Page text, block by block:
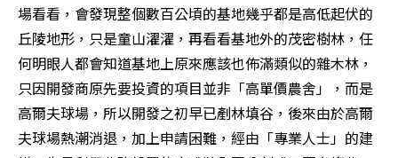
場看看，會發現整個數百公頃的基地幾乎都是高低起伏的
丘陵地形，只是童山濯濯，再看看基地外的茂密樹林，任
何明眼人都會知道基地上原來應該也佈滿類似的雜木林，
只因開發商原先要投資的項目並非「高單價農舍」，而是
高爾夫球場，所以開發之初早已剷林填谷，後來由於高爾
夫球場熱潮消退，加上申請困難，經由「專業人士」的建